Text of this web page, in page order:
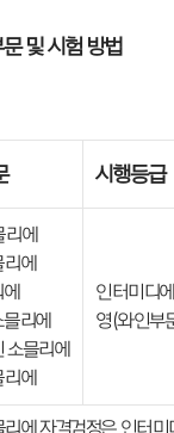
및 시험 방법
시행등급
에
에
리에
소믈리에
에
인터미디
영(와인부
에 자격검정은 인터미